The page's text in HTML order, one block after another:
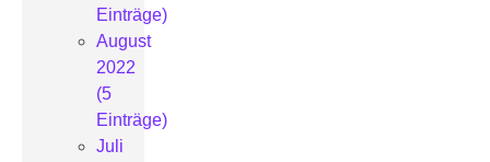
Einträge)
August
2022
(5
Einträge)
Juli